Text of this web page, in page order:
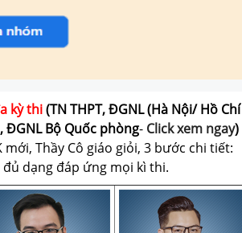
kỳ thi(TN THPT, ĐGNL (Hà Nội/ Hồ Chí
ĐGNL Bộ Quốc phòng- Click xem ngay)
mới, Thầy Cô giáo giỏi, 3 bước chi tiết:
dạng đáp ứng mọi kì thi.